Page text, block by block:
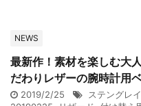
NEWS
最新作！素材を楽しむ大
だわりレザーの腕時計用
2019/2/25 ステングレイ